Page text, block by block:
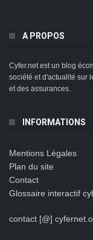
A PROPOS
Cyfer.net est un blog
société et d'actualité sur
et des assurances.
INFORMATIONS
Mentions Légales
Plan du site
Contact
Glossaire interactif
contact [@]